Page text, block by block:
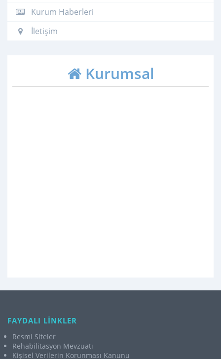
Kurum Haberleri
İletişim
Kurumsal
FAYDALI LİNKLER
Resmi Siteler
Rehabilitasyon Mevzuatı
Kişisel Verilerin Korunması Kanunu